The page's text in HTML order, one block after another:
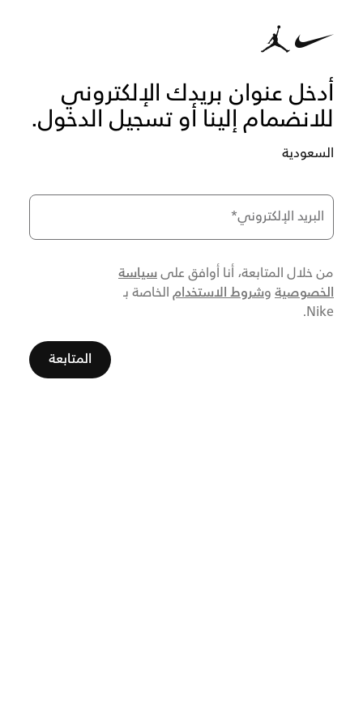
أدخل عنوان بريدك الإلكتروني
للانضمام إلينا أو تسجيل الدخول.
السعودية
البريد الإلكتروني*
من خلال المتابعة، أنا أوافق علىسياسة
الخصوصية وشروط الاستخدام الخاصة بـ
Nike.
المتابعة